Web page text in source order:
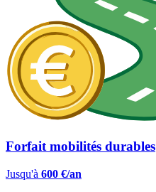
Forfait mobilités durables
Jusqu'à 600 €/an